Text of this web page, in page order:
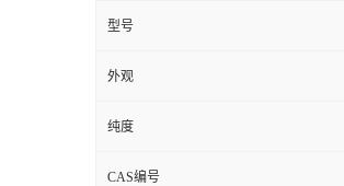
型号
外观
纯度
CAS编号